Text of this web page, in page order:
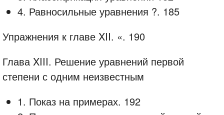
4. Равносильные уравнения ?. 185
Упражнения к главе XII. «. 190
Глава XIII. Решение уравнений первой
степени с одним неизвестным
1. Показ на примерах. 192